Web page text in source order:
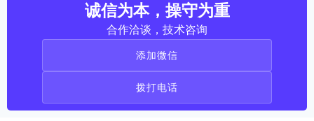
诚信为本，操守为重
合作洽谈，技术咨询
添加微信
拨打电话